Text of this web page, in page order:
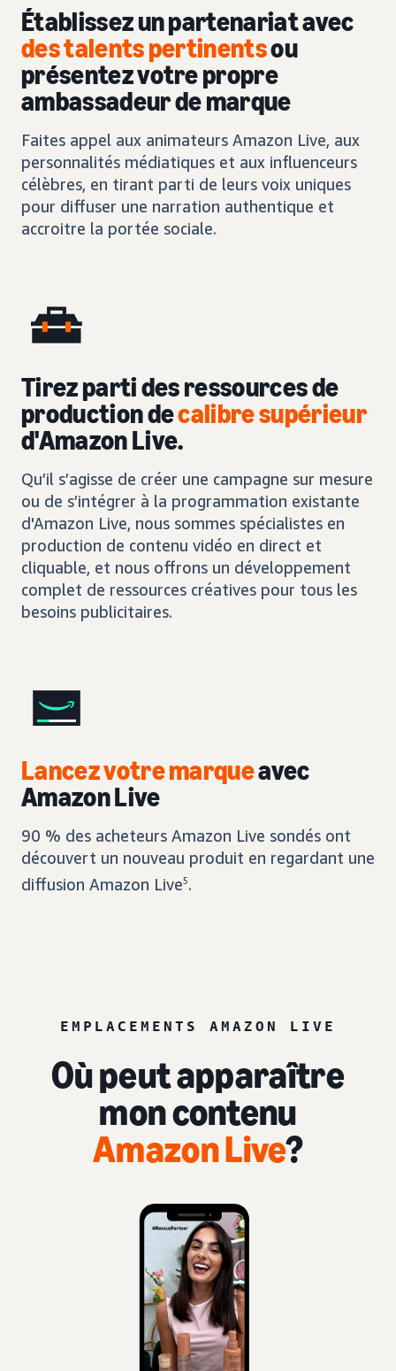
Établissez un partenariat avec
des talents pertinentsou
présentez votre propre
ambassadeur de marque
Faites appel aux animateurs Amazon Live, aux
personnalités médiatiques et aux influenceurs
célèbres, en tirant parti de leurs voix uniques
pour diffuser une narration authentique et
accroitre la portée sociale.
Tirez parti des ressources de
production decalibre supérieur
d'Amazon Live.
Qu’il s’agisse de créer une campagne sur mesure
ou de s’intégrer à la programmation existante
d'Amazon Live, nous sommes spécialistes en
production de contenu vidéo en direct et
cliquable, et nous offrons un développement
complet de ressources créatives pour tous les
besoins publicitaires.
Lancez votre marqueavec
Amazon Live
90 % des acheteurs Amazon Live sondés ont
découvert un nouveau produit en regardant une
diffusion Amazon Live5.
EMPLACEMENTS AMAZON LIVE
Où peut apparaître
mon contenu
Amazon Live?